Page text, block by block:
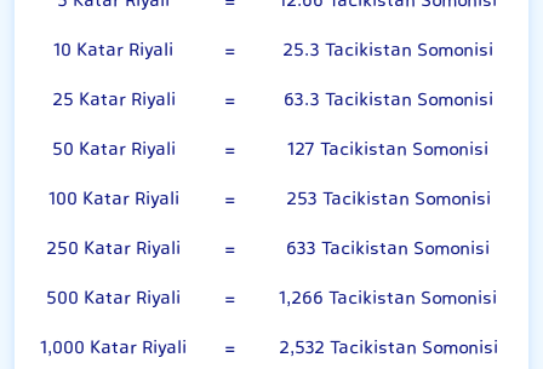
10 Katar Riyali
=
25.3 Tacikistan Somonisi
25 Katar Riyali
=
63.3 Tacikistan Somonisi
50 Katar Riyali
=
127 Tacikistan Somonisi
100 Katar Riyali
=
253 Tacikistan Somonisi
250 Katar Riyali
=
633 Tacikistan Somonisi
500 Katar Riyali
=
1,266 Tacikistan Somonisi
1,000 Katar Riyali
=
2,532 Tacikistan Somonisi